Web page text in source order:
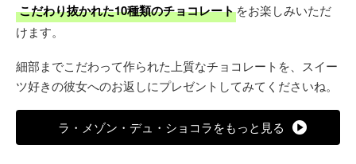
こだわり抜かれた10種類のチョコレートをお楽しみいただ
けます。
細部までこだわって作られた上質なチョコレートを、スイー
ツ好きの彼女へのお返しにプレゼントしてみてくださいね。
ラ・メゾン・デュ・ショコラをもっと見る